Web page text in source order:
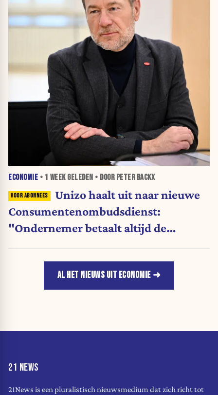
ECONOMIE • 1 WEEKGELEDEN • DOOR PETER BACKX
Unizo haalt uit naar nieuwe
Consumentenombudsdienst:
"Ondernemer betaalt altijd de
AL HET NIEUWS UIT ECONOMIE
21 NEWS
21News is een pluralistisch nieuwsmedium dat zich richt tot